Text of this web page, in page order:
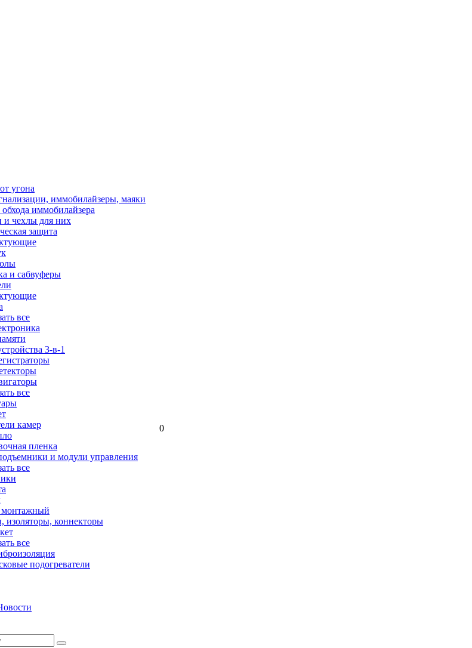
угона
иммобилайзеры, маяки
иммобилайзера
и чехлы для них
защита
и сабвуферы
все
3-в-1
все
камер
пленка
и модули управления
все
изоляторы, коннекторы
все
подогреватели
0